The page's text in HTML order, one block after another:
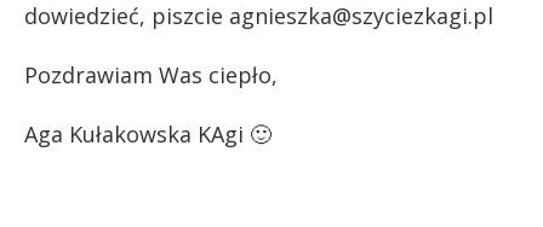
dowiedzieć, piszcie agnieszka@szyciezkagi.pl
Pozdrawiam Was ciepło,
Aga Kułakowska KAgi 🙂